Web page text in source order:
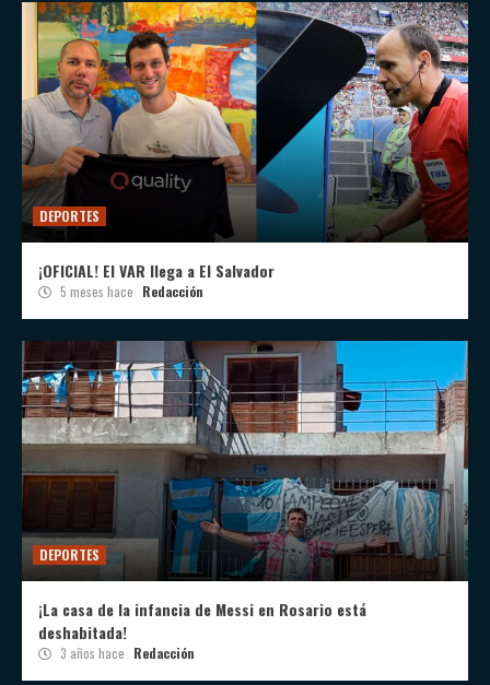
DEPORTES
¡OFICIAL! El VAR llega a El Salvador
5 meses hace Redacción
DEPORTES
¡La casa de la infancia de Messi en Rosario está
deshabitada!
3 años hace Redacción